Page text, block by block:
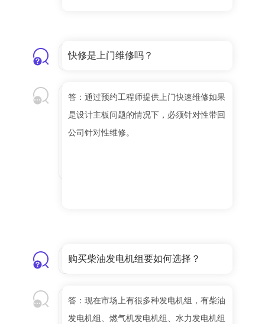
快修是上门维修吗？
答：通过预约工程师提供上门快速维修如果
是设计主板问题的情况下，必须针对性带回
公司针对性维修。
购买柴油发电机组要如何选择？
答：现在市场上有很多种发电机组，有柴油
发电机组、燃气机发电机组、水力发电机组